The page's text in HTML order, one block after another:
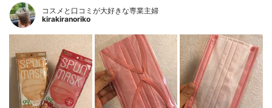
コスメと口コミが大好きな専業主婦
kirakiranoriko